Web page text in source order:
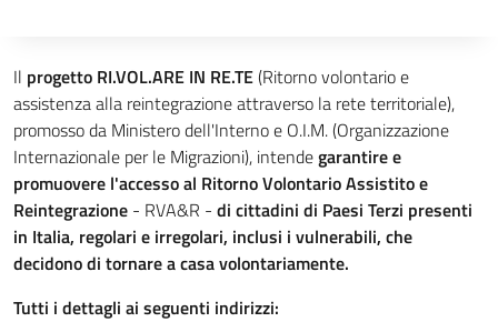
Descrizione completa
Il progetto RI.VOL.ARE IN RE.TE(Ritorno volontario e
assistenza alla reintegrazione attraverso la rete territoriale),
promosso da Ministero dell'Interno e O.I.M. (Organizzazione
Internazionale per le Migrazioni), intendegarantire e
promuovere l'accesso al Ritorno Volontario Assistito e
Reintegrazione - RVA&R - di cittadini di Paesi Terzi presenti
in Italia, regolari e irregolari, inclusi i vulnerabili, che
decidono di tornare a casa volontariamente.
Tutti i dettagli ai seguenti indirizzi: